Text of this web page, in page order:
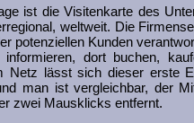
ist die Visitenkarte des
weltweit. Die
potenziellen Kunden
dort buchen,
Netz lässt sich dieser erste
man ist vergleichbar, der
zwei Mausklicks entfernt.